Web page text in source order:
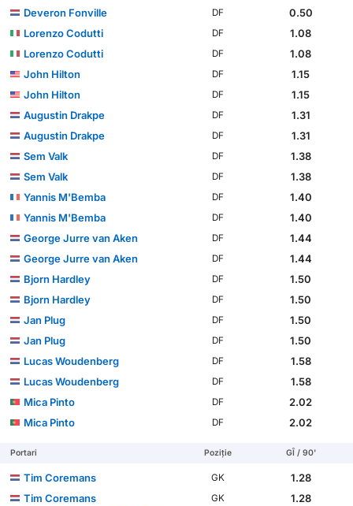
Deveron Fonville
DF
0.50
Lorenzo Codutti
DF
1.08
Lorenzo Codutti
DF
1.08
John Hilton
DF
1.15
John Hilton
DF
1.15
Augustin Drakpe
DF
1.31
Augustin Drakpe
DF
1.31
Sem Valk
DF
1.38
Sem Valk
DF
1.38
Yannis M'Bemba
DF
1.40
Yannis M'Bemba
DF
1.40
George Jurre van Aken
DF
1.44
George Jurre van Aken
DF
1.44
Bjorn Hardley
DF
1.50
Bjorn Hardley
DF
1.50
Jan Plug
DF
1.50
Jan Plug
DF
1.50
Lucas Woudenberg
DF
1.58
Lucas Woudenberg
DF
1.58
Mica Pinto
DF
2.02
Mica Pinto
DF 2.02
Portari Poziție GÎ / 90'
Tim Coremans GK
1.28
Tim Coremans
GK
1.28